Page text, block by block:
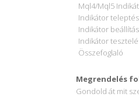
Mql4/Mql5
Indikátor
Indikátor
Indikátor
Összefoglaló
Megrendelés
Gondold át mit